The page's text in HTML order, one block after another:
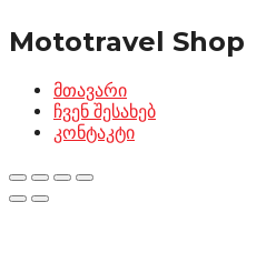
Mototravel Shop
მთავარი
ჩვენ შესახებ
კონტაკტი